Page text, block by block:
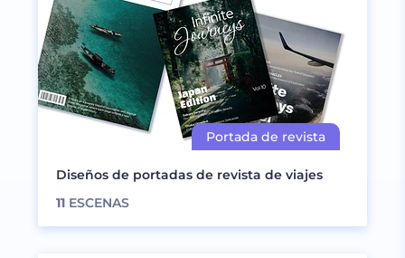
Diseños de portadas de revista de viajes
11 ESCENAS